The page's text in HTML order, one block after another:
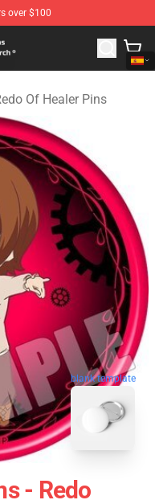
over $100
Redo Of Healer
Of Healer Pins
blank template
- Redo